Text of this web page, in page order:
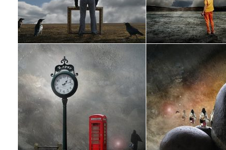
VITAE IMPERDIET PURUS TINCIDUNT EU